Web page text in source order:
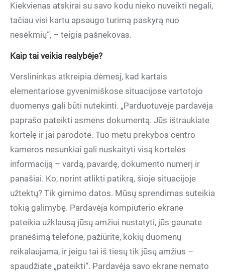
Kiekvienas atskirai su savo kodu nieko nuveikti negali,
tačiau visi kartu apsaugo turimą paskyrą nuo
nesėkmių“, – teigia pašnekovas.
Kaip tai veikia realybėje?
Verslininkas atkreipia dėmesį, kad kartais
elementariose gyvenimiškose situacijose vartotojo
duomenys gali būti nutekinti. „Parduotuvėje pardavėja
paprašo pateikti asmens dokumentą. Jūs ištraukiate
kortelę ir jai parodote. Tuo metu prekybos centro
kameros nesunkiai gali nuskaityti visą kortelės
informaciją – vardą, pavardę, dokumento numerį ir
panašiai. Ko, norint atlikti patikrą, šioje situacijoje
užtektų? Tik gimimo datos. Mūsų sprendimas suteikia
tokią galimybę. Pardavėja kompiuterio ekrane
pateikia užklausą jūsų amžiui nustatyti, jūs gaunate
pranešimą telefone, pažiūrite, kokių duomenų
reikalaujama, ir jeigu tai iš tiesų tik jūsų amžius –
spaudžiate „pateikti“. Pardavėja savo ekrane nemato